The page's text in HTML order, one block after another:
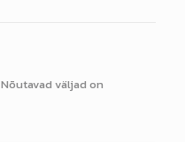
Nõutavad väljad on